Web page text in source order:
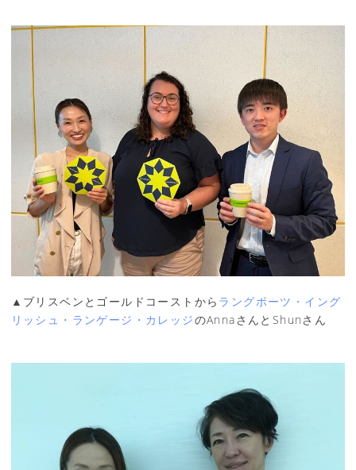
▲ブリスベンとゴールドコーストから ラングポーツ・イング
リッシュ・ランゲージ・カレッジのAnnaさんとShunさん